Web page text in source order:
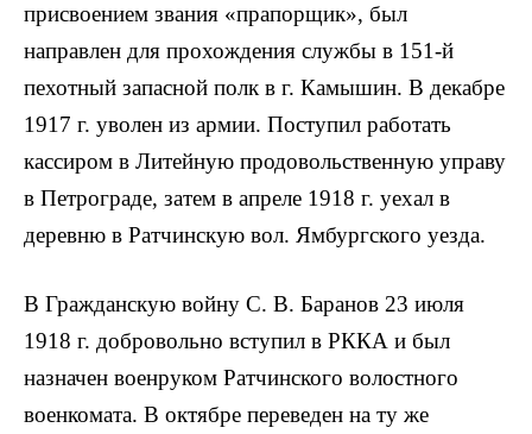
присвоением звания «прапорщик», был
направлен для прохождения службы в 151-й
пехотный запасной полк в г. Камышин. В декабре
1917 г. уволен из армии. Поступил работать
кассиром в Литейную продовольственную управу
в Петрограде, затем в апреле 1918 г. уехал в
деревню в Ратчинскую вол. Ямбургского уезда.
В Гражданскую войну С. В. Баранов 23 июля
1918 г. добровольно вступил в РККА и был
назначен военруком Ратчинского волостного
военкомата. В октябре переведен на ту же